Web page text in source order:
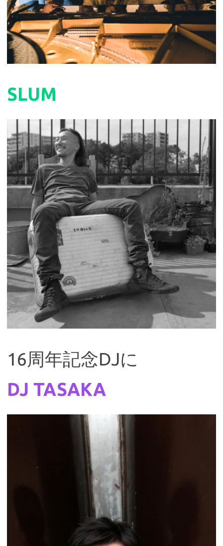
SLUM
16周年記念DJに
DJ TASAKA